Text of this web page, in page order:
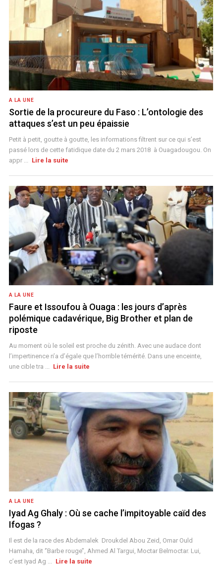
A LA UNE
Sortie de la procureure du Faso : L’ontologie des
attaques s’est un peu épaissie
Petit à petit, goutte à goutte, les informations filtrent sur ce qui s’est
passé lors de cette fatidique date du 2 mars 2018 à Ouagadougou. On
appr ... Lire la suite
A LA UNE
Faure et Issoufou à Ouaga : les jours d’après
polémique cadavérique, Big Brother et plan de
riposte
Au moment où le soleil est proche du zénith. Avec une audace dont
l’impertinence n’a d’égale que l’horrible témérité. Dans une enceinte,
une cible tra ... Lire la suite
A LA UNE
Iyad Ag Ghaly : Où se cache l’impitoyable caïd des
Ifogas ?
Il est de la race des Abdemalek Droukdel Abou Zeid, Omar Ould
Hamaha, dit ‘’Barbe rouge’’, Ahmed Al Targui, Moctar Belmoctar. Lui,
c’est Iyad Ag ... Lire la suite